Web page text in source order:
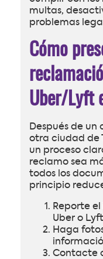
multas,
problemas
Cómo
Uber/Lyft
Después de un
otra ciudad de
un proceso
reclamo sea
todos los
principio
Reporte
Uber o
Haga
Contacte